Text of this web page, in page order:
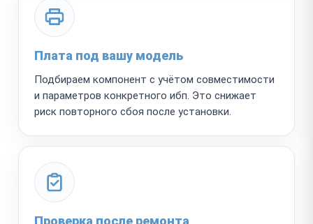
Плата под вашу модель
Подбираем компонент с учётом совместимости
и параметров конкретного ибп. Это снижает
риск повторного сбоя после установки.
Проверка после ремонта